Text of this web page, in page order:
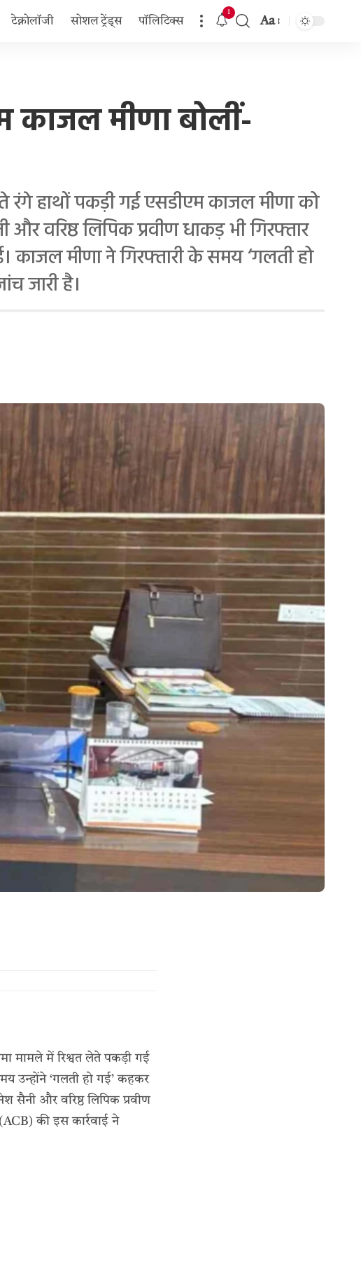
टेक्नोलॉजी सोशल ट्रेंड्स पॉलिटिक्स
1
Aa
काजल मीणा बोलीं-
रंगे हाथों पकड़ी गई एसडीएम काजल मीणा को
वरिष्ठ लिपिक प्रवीण धाकड़ भी गिरफ्तार
मीणा ने गिरफ्तारी के समय ‘गलती हो
जारी है।
मामले में रिश्वत लेते पकड़ी गई
उन्होंने ‘गलती हो गई’ कहकर
और वरिष्ठ लिपिक प्रवीण
की इस कार्रवाई ने